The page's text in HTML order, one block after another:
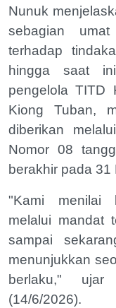
Nunuk
sebagian
terhadap
hingga saat
pengelola TITD
Kiong Tuban,
diberikan
Nomor 08
berakhir pada
"Kami menilai
melalui mandat
sampai
menunjukkan
berlaku," ujar
(14/6/2026).